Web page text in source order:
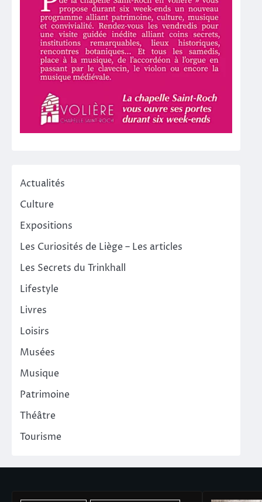
Actualités
Culture
Expositions
Les Curiosités de Liège – Les articles
Les Secrets du Trinkhall
Lifestyle
Livres
Loisirs
Musées
Musique
Patrimoine
Théâtre
Tourisme